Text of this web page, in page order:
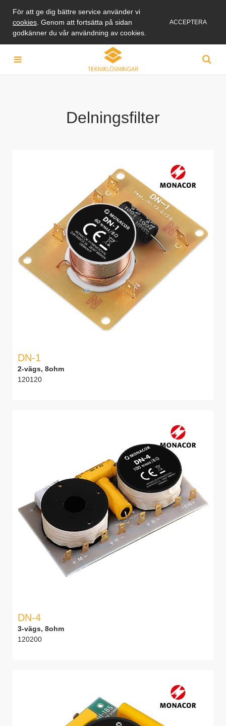
För att ge dig bättre service använder vi
cookies . Genom att fortsätta på sidan
godkänner du vår användning av cookies.
ACCEPTERA
Delningsfilter
DN-1
2-vägs, 8ohm
120120
DN-4
3-vägs, 8ohm
120200